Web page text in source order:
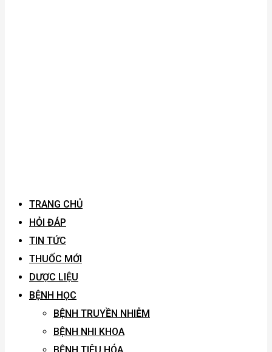
TRANG CHỦ
HỎI ĐÁP
TIN TỨC
THUỐC MỚI
DƯỢC LIỆU
BỆNH HỌC
BỆNH TRUYỀN NHIỄM
BỆNH NHI KHOA